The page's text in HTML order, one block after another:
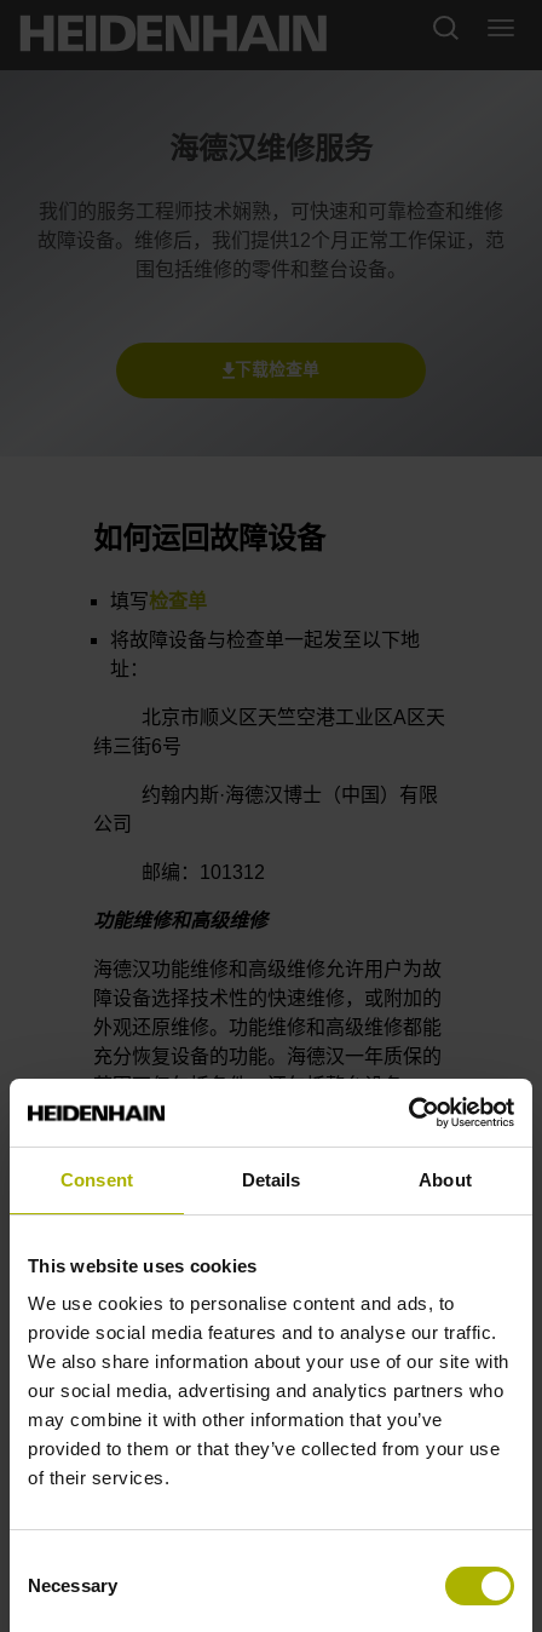
Consent Details About
This website uses cookies
We use cookies to personalise content and ads, to
provide social media features and to analyse our traffic.
We also share information about your use of our site with
our social media, advertising and analytics partners who
may combine it with other information that you’ve
provided to them or that they’ve collected from your use
of their services.
Selection
Necessary
海德汉维修服务
我们的服务工程师技术娴熟，可快速和可靠检查和维修
故障设备。维修后，我们提供12个月正常工作保证，范
围包括维修的零件和整台设备。
下载检查单
如何运回故障设备
填写检查单
将故障设备与检查单一起发至以下地
址：
北京市顺义区天竺空港工业区A区天
纬三街6号
约翰内斯·海德汉博士（中国）有限
公司
邮编：101312
功能维修和高级维修
海德汉功能维修和高级维修允许用户为故
障设备选择技术性的快速维修，或附加的
外观还原维修。功能维修和高级维修都能
充分恢复设备的功能。海德汉一年质保的
范围不仅包括备件，还包括整台设备。
详细了解功能维修和高级维修